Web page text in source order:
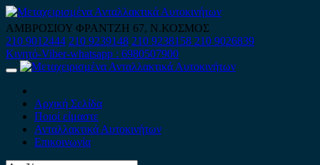
Skip
to
content
ΑΜΒΡΟΣΙΟΥ ΦΡΑΝΤΖΗ 67, Ν.ΚΟΣΜΟΣ
210 9012444 210 9239148 210 9238158 210 9026839
Κινητό-Viber-whatsapp : 6980507900
Primary
Αρχική Σελίδα
Ποιοί είμαστε
Ανταλλακτικά Αυτοκινήτων
Επικοινωνία